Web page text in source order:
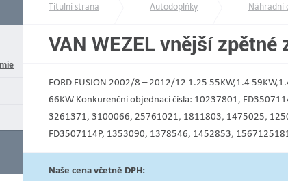
Titulní strana Autodoplňky Náhradní
VAN WEZEL vnější
FORD FUSION 2002/8 – 2012/12 1.25 55KW,1.4
66KW Konkurenční objednací čísla: 10237801,
3261371, 3100066, 25761021, 1811803, 1475025,
FD3507114P, 1353090, 1378546, 1452853,
Naše cena včetně DPH: